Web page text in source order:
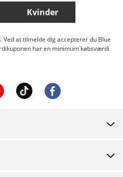
Kvinder
at tilmelde dig accepterer du Blue
har en minimum købsværdi